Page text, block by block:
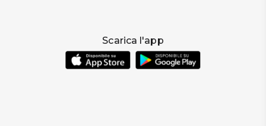
Scarica l'app